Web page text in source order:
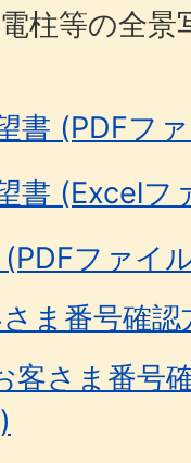
電柱等の全
書 (PDFフ
書 (Excelフ
ファイ
ま番号確
客さま番号